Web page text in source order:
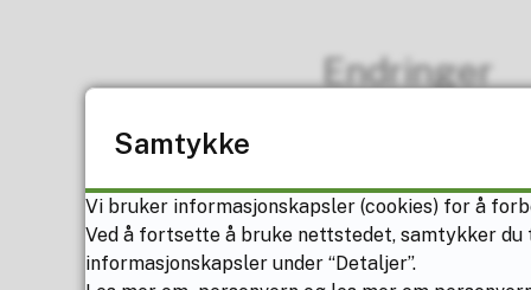
Endringer
Vi kan
deg til å
cookies.
Samtykke
Vi bruker informasjonskapsler (cookies) for å
Ved å fortsette å bruke nettstedet, samtykker
informasjonskapsler under “Detaljer”.